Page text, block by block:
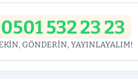
0501 532 23 23
GÖNDERİN, YAYINLAYALIM!